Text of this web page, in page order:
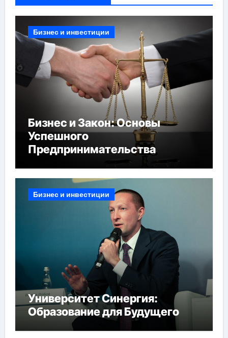
Бизнес и инвестиции
Бизнес и Закон: Основы
Успешного
Предпринимательства
Бизнес и инвестиции
Университет Синергия:
Образование для Будущего